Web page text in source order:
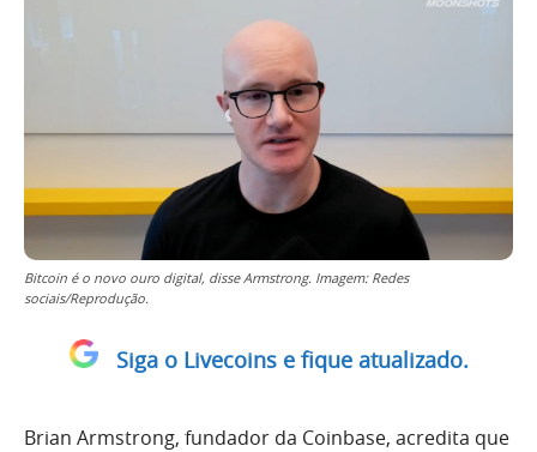
Bitcoin é o novo ouro digital, disse Armstrong. Imagem: Redes
sociais/Reprodução.
Siga o Livecoins e fique atualizado.
Brian Armstrong, fundador da Coinbase, acredita que